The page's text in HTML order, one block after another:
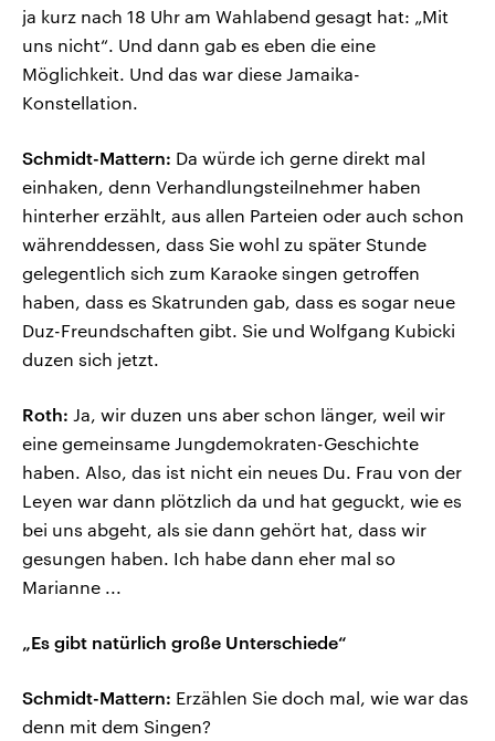
ja kurz nach 18 Uhr am Wahlabend gesagt hat: „Mit
uns nicht“. Und dann gab es eben die eine
Möglichkeit. Und das war diese Jamaika-
Konstellation.
Schmidt-Mattern: Da würde ich gerne direkt mal
einhaken, denn Verhandlungsteilnehmer haben
hinterher erzählt, aus allen Parteien oder auch schon
währenddessen, dass Sie wohl zu später Stunde
gelegentlich sich zum Karaoke singen getroffen
haben, dass es Skatrunden gab, dass es sogar neue
Duz-Freundschaften gibt. Sie und Wolfgang Kubicki
duzen sich jetzt.
Roth: Ja, wir duzen uns aber schon länger, weil wir
eine gemeinsame Jungdemokraten-Geschichte
haben. Also, das ist nicht ein neues Du. Frau von der
Leyen war dann plötzlich da und hat geguckt, wie es
bei uns abgeht, als sie dann gehört hat, dass wir
gesungen haben. Ich habe dann eher mal so
Marianne ...
„Es gibt natürlich große Unterschiede“
Schmidt-Mattern: Erzählen Sie doch mal, wie war das
denn mit dem Singen?